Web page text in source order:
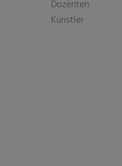
Dozenten
Künstler